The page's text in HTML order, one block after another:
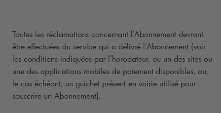
Toutes les réclamations concernant l’Abonnement devront
être effectuées du service qui a délivré l’Abonnement (voir
les conditions indiquées par l’horodateur, ou un des sites ou
une des applications mobiles de paiement disponibles, ou,
le cas échéant, un guichet présent en voirie utilisé pour
souscrire un Abonnement).